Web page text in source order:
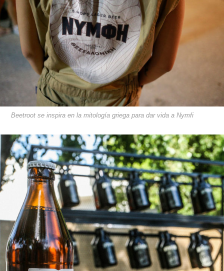
Beetroot se inspira en la mitología griega para dar vida a Nymfi